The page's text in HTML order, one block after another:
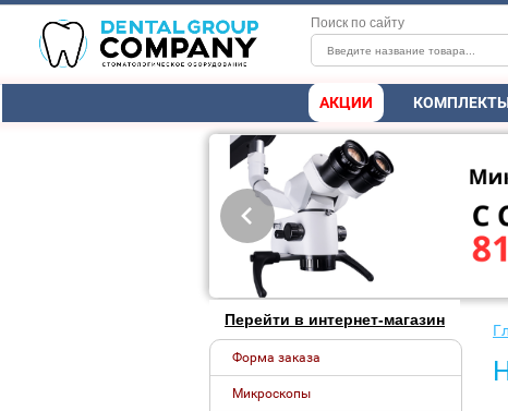
Поиск по сайту
АКЦИИ
Перейти в интернет-магазин
Форма заказа
Микроскопы